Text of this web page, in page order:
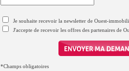
Je souhaite recevoir la newsletter de Ouest-
J'accepte de recevoir les offres des partenaires de
*Champs obligatoires